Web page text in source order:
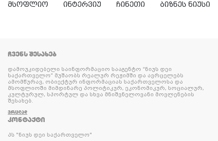
მსოფლიო
ინტერვიუ ჩინეთი ბიზნეს ნიუსი
ᲩᲕᲔᲜᲡ ᲨᲔᲡᲐᲮᲔᲑ
დამოუკიდებელი საინფორმაციო სააგენტო “ნიუს დეი
საქართველო” მუშაობს რეალურ რეჟიმში და ავრცელებს
ამომწურავ, ობიექტურ ინფორმაციას საქართველოსა და
მსოფლიოში მიმდინარე პოლიტიკურ, ეკონომიკურ, სოციალურ,
კულტურულ, სპორტულ და სხვა მნიშვნელოვანი მოვლენების
შესახებ.
ᲕᲠᲪᲚᲐᲓ
ᲙᲝᲜᲢᲐᲥᲢᲘ
პს "ნიუს დეი საქართველო"